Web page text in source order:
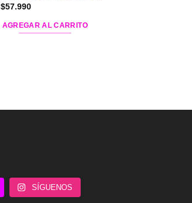
$57.990
AGREGAR AL CARRITO
SÍGUENOS